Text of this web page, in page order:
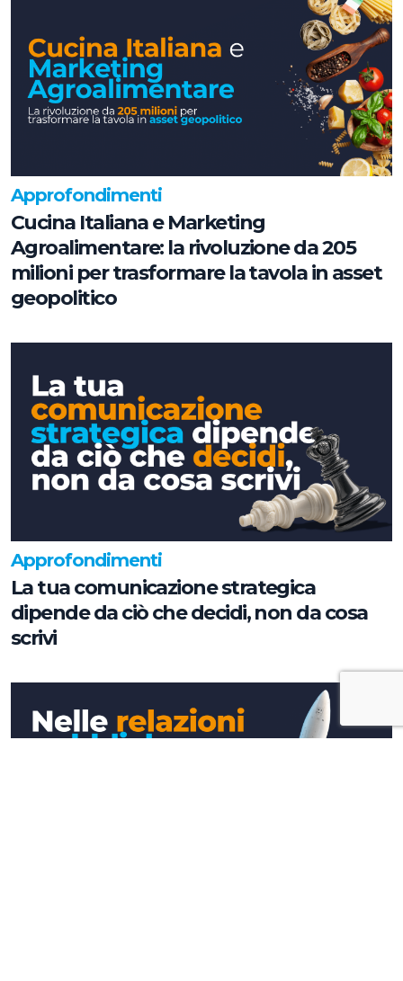
Approfondimenti
Cucina Italiana e Marketing
Agroalimentare: la rivoluzione da 205
milioni per trasformare la tavola in asset
geopolitico
Approfondimenti
La tua comunicazione strategica
dipende da ciò che decidi, non da cosa
scrivi